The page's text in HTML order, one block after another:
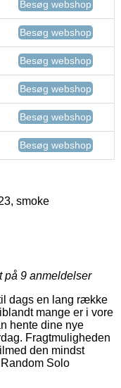
Besøg webshop
Besøg webshop
Besøg webshop
Besøg webshop
Besøg webshop
Besøg webshop
smoke
på 9 anmeldelser
dags en lang række
mange er i vore
hente dine nye
Fragtmuligheden
den mindst
Solo